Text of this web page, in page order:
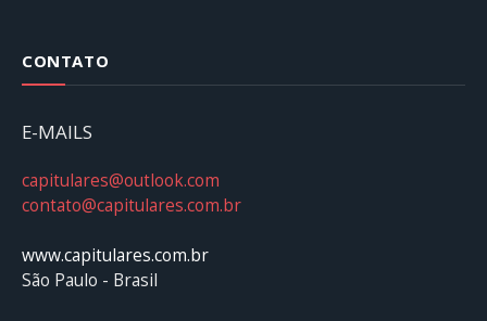
CONTATO
E-MAILS
capitulares@outlook.com
contato@capitulares.com.br
www.capitulares.com.br
São Paulo - Brasil